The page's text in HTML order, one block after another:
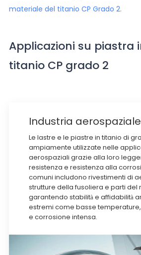
materiale del titanio CP Grado 2.
Applicazioni su piastra
titanio CP grado 2
Industria aerospaziale
Le lastre e le piastre in titanio di
ampiamente utilizzate nelle
aerospaziali grazie alla loro
resistenza e resistenza alla
comuni includono rivestimenti di
strutture della fusoliera e parti del
garantendo stabilità e affidabilità
estremi come basse
e corrosione intensa.